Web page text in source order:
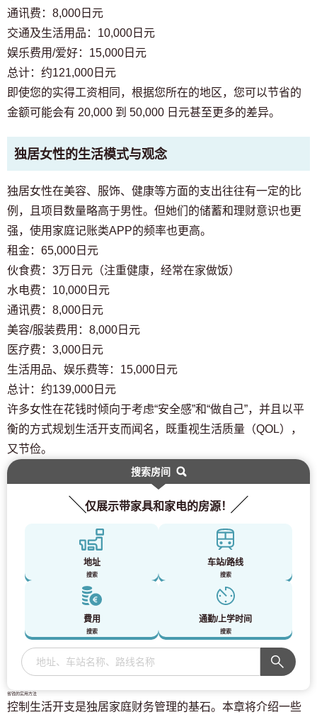
通讯费：8,000日元
交通及生活用品：10,000日元
娱乐费用/爱好：15,000日元
总计：约121,000日元
即使您的实得工资相同，根据您所在的地区，您可以节省的
金额可能会有 20,000 到 50,000 日元甚至更多的差异。
独居女性的生活模式与观念
独居女性在美容、服饰、健康等方面的支出往往有一定的比
例，且项目数量略高于男性。但她们的储蓄和理财意识也更
强，使用家庭记账类APP的频率也更高。
租金：65,000日元
伙食费：3万日元（注重健康，经常在家做饭）
水电费：10,000日元
通讯费：8,000日元
美容/服装费用：8,000日元
医疗费：3,000日元
生活用品、娱乐费等：15,000日元
总计：约139,000日元
许多女性在花钱时倾向于考虑“安全感”和“做自己”，并且以平
衡的方式规划生活开支而闻名，既重视生活质量（QOL），
又节俭。
搜索房间
仅展示带家具和家电的房源！
地址
搜索
车站/路线
搜索
費用
搜索
通勤/上学时间
搜索
省钱的实用方法
控制生活开支是独居家庭财务管理的基石。本章将介绍一些
03-6712-4346